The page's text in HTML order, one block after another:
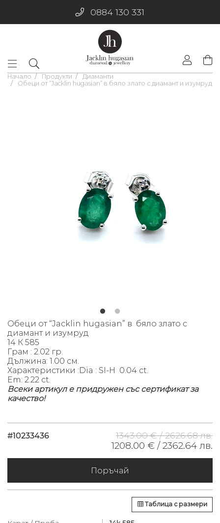
0884 130 331
Начало Продукти
Диаманти
Обеци от “Jacklin hugasian” в бяло злато с диамант и изумруд
Обеци от “Jacklin hugasian” в бяло злато с
диамант и изумруд
14 К 585
Грам : 2.02 гр.
Дължина: 1.00 см.
Характеристики : Dia : SI-H 0.04 ct.
Em: 2.22 ct.
Всеки артикул е придружен със сертификат за
качество!
#10233436 1343.00 € /2626.68 лв.
1208.00 € /2362.64 лв.
Поръчай
Таблица с размери